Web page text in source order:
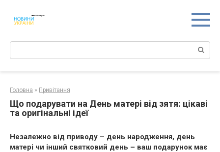
контенту
Поиск:
Головна » Привітання
Що подарувати на День матері від зятя: цікаві
та оригінальні ідеї
Незалежно від приводу – день народження, день
матері чи інший святковий день – ваш подарунок має